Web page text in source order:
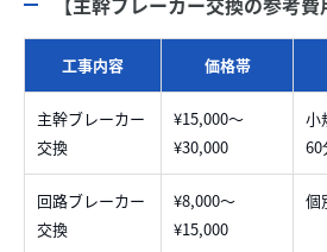
工事内容 価格帯
主幹ブレーカー
交換
¥15,000〜
¥30,000
小
60
回路ブレーカー
交換
¥8,000〜
¥15,000
個